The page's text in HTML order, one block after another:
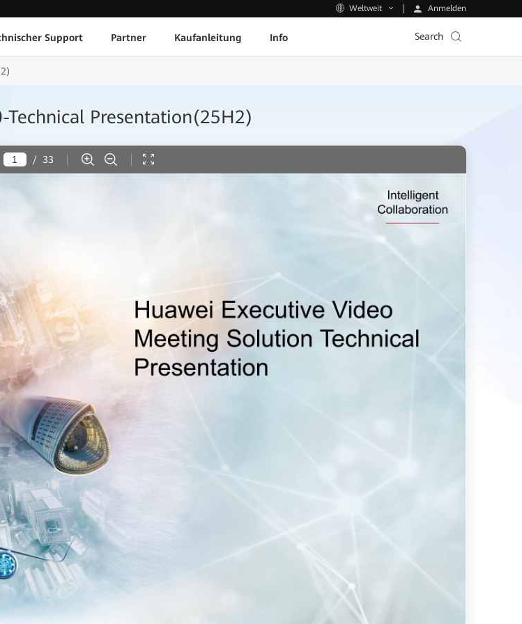
Weltweit Anmelden
Support Partner Kaufanleitung Info Search
Presentation(25H2)
/ 33